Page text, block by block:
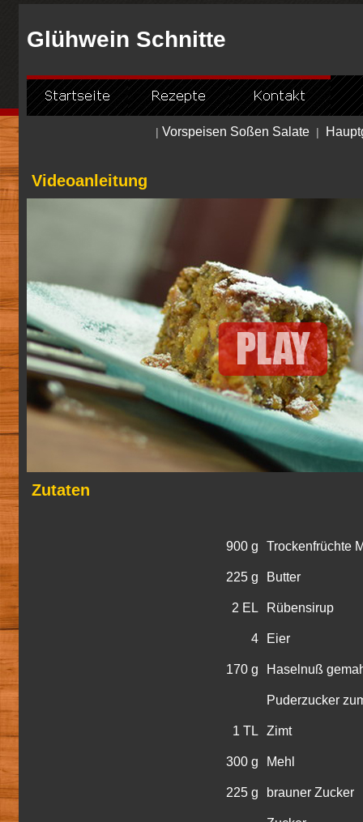
Glühwein Schnitte
| Vorspeisen Soßen Salate|
Videoanleitung
Zutaten
900 g
225 g
2 EL
4
170 g
1 TL
300 g
225 g
Trockenfrüchte
Butter
Rübensirup
Eier
Haselnuß
Puderzucker
Zimt
Mehl
brauner Zucker